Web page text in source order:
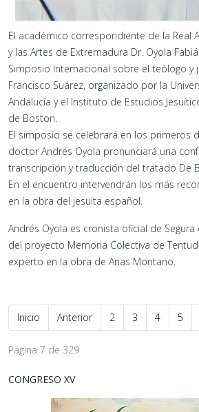
El académico correspondiente de la Real
y las Artes de Extremadura Dr. Oyola
Simposio Internacional sobre el teólogo y
Francisco Suárez, organizado por la
Andalucía y el Instituto de Estudios
de Boston.
El simposio se celebrará en los primeros
doctor Andrés Oyola pronunciará una
transcripción y traducción del tratado De
En el encuentro intervendrán los más
en la obra del jesuita español.
Andrés Oyola es cronista oficial de
del proyecto Memoria Colectiva de
experto en la obra de Arias Montano.
Inicio Anterior 2 3 4 5
Página 7 de 329
CONGRESO XV